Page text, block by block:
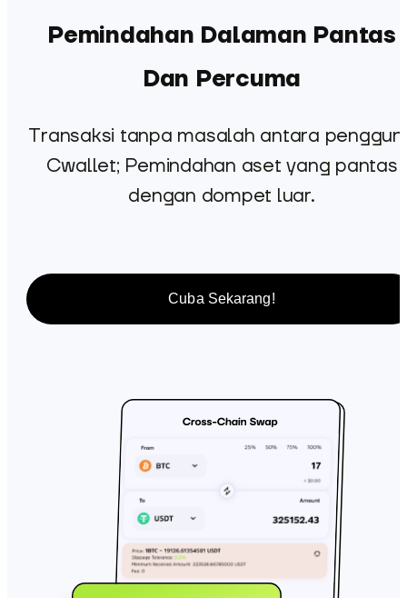
Pemindahan Dalaman Pantas
Dan Percuma
Transaksi tanpa masalah antara
Cwallet; Pemindahan aset yang pantas
dengan dompet luar.
Cuba Sekarang!